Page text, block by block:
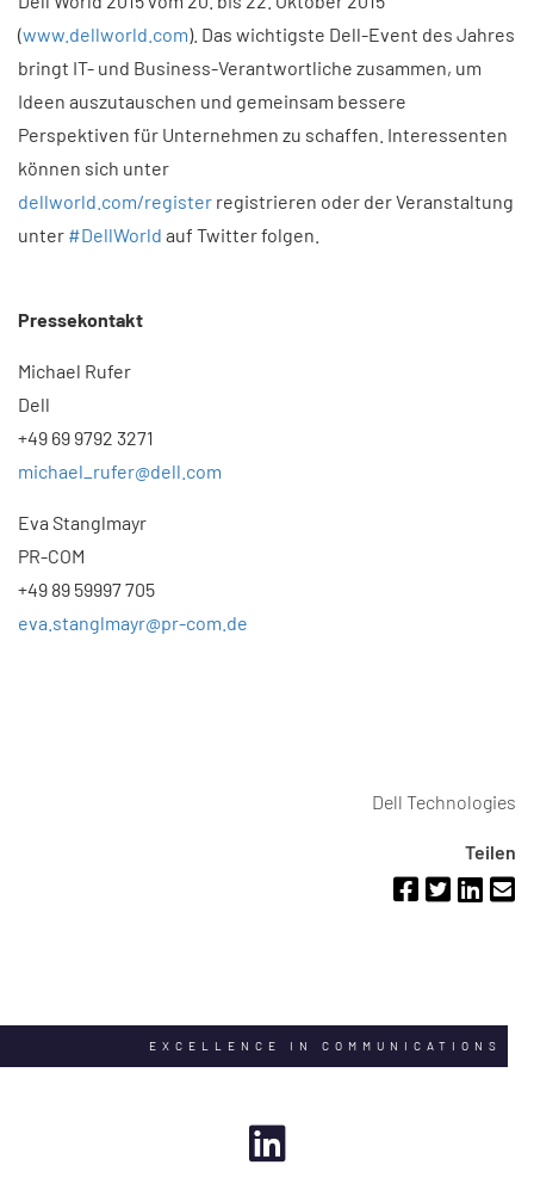
(www.dellworld.com). Das wichtigste Dell-Event des Jahres
bringt IT- und Business-Verantwortliche zusammen, um
Ideen auszutauschen und gemeinsam bessere
Perspektiven für Unternehmen zu schaffen. Interessenten
können sich unter
dellworld.com/register registrieren oder der Veranstaltung
unter #DellWorld auf Twitter folgen.
Pressekontakt
Michael Rufer
Dell
+49 69 9792 3271
michael_rufer@dell.com
Eva Stanglmayr
PR-COM
+49 89 59997 705
eva.stanglmayr@pr-com.de
Dell Technologies
Teilen
EXCELLENCE IN COMMUNICATIONS